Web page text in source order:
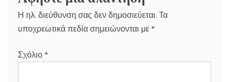
Η ηλ. διεύθυνση σας δεν δημοσιεύεται. Τα
υποχρεωτικά πεδία σημειώνονται με *
Σχόλιο *